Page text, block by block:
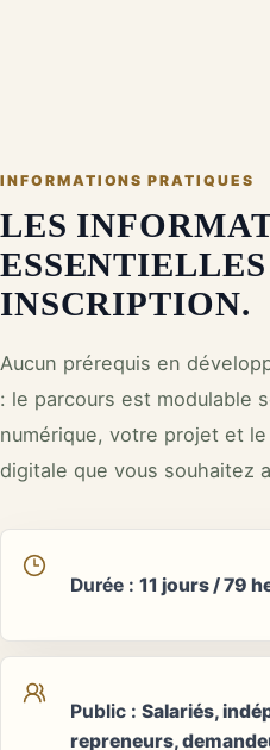
INFORMATIONS PRATIQUES
LES
INSCRIPTION.
Aucun prérequis en
: le parcours est modulable
numérique, votre projet et
digitale que vous souhaitez
Durée : 11 jours / 79
Public : Salariés,
repreneurs,